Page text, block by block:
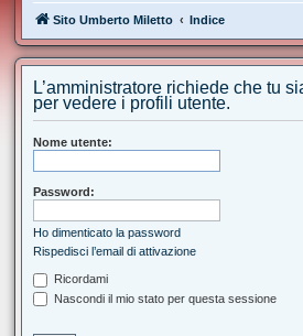
Sito Umberto Miletto Indice
L’amministratore richiede che tu
per vedere i profili utente.
Nome utente:
Password:
Ho dimenticato la password
Rispedisci l’email di attivazione
Ricordami
Nascondi il mio stato per questa sessione